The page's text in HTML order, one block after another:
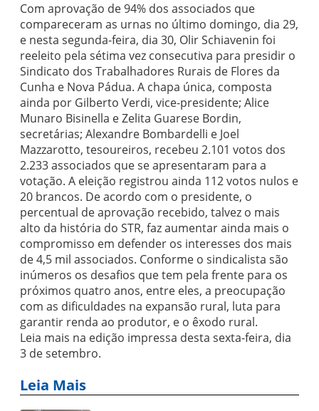
Com aprovação de 94% dos associados que
compareceram as urnas no último domingo, dia 29,
e nesta segunda-feira, dia 30, Olir Schiavenin foi
reeleito pela sétima vez consecutiva para presidir o
Sindicato dos Trabalhadores Rurais de Flores da
Cunha e Nova Pádua. A chapa única, composta
ainda por Gilberto Verdi, vice-presidente; Alice
Munaro Bisinella e Zelita Guarese Bordin,
secretárias; Alexandre Bombardelli e Joel
Mazzarotto, tesoureiros, recebeu 2.101 votos dos
2.233 associados que se apresentaram para a
votação. A eleição registrou ainda 112 votos nulos e
20 brancos. De acordo com o presidente, o
percentual de aprovação recebido, talvez o mais
alto da história do STR, faz aumentar ainda mais o
compromisso em defender os interesses dos mais
de 4,5 mil associados. Conforme o sindicalista são
inúmeros os desafios que tem pela frente para os
próximos quatro anos, entre eles, a preocupação
com as dificuldades na expansão rural, luta para
garantir renda ao produtor, e o êxodo rural.
Leia mais na edição impressa desta sexta-feira, dia
3 de setembro.
Leia Mais